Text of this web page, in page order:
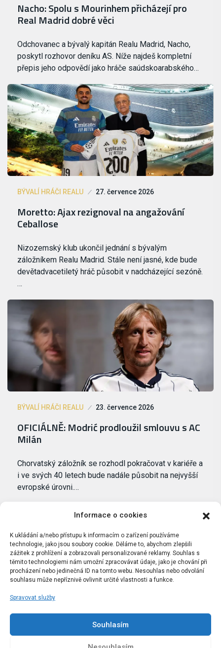
Informace o cookies
K ukládání a/nebo přístupu k informacím o zařízení používáme
technologie, jako jsou soubory cookie. Děláme to, abychom zlepšili
zážitek z prohlížení a zobrazovali personalizované reklamy. Souhlas s
těmito technologiemi nám umožní zpracovávat údaje, jako je chování při
procházení nebo jedinečná ID na tomto webu. Nesouhlas nebo odvolání
souhlasu může nepříznivě ovlivnit určité vlastnosti a funkce.
Spravovat služby
Souhlasím
Nacho: Spolu s Mourinhem přicházejí pro
Real Madrid dobré věci
Odchovanec a bývalý kapitán Realu Madrid, Nacho,
poskytl rozhovor deníku AS. Níže najdeš kompletní
přepis jeho odpovědí jako hráče saúdskoarabského…
BÝVALÍ HRÁČI REALU 27. července 2026
Moretto: Ajax rezignoval na angažování
Ceballose
Nizozemský klub ukončil jednání s bývalým
záložníkem Realu Madrid. Stále není jasné, kde bude
devětadvacetiletý hráč působit v nadcházející sezóně.
…
BÝVALÍ HRÁČI REALU 23. července 2026
OFICIÁLNĚ: Modrić prodloužil smlouvu s AC
Milán
Chorvatský záložník se rozhodl pokračovat v kariéře a
i ve svých 40 letech bude nadále působit na nejvyšší
evropské úrovni.…